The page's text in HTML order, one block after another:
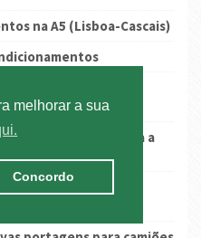
melhorar a sua
Concordo
na A5 (Lisboa-Cascais)
em Guipúzcoa proibida a